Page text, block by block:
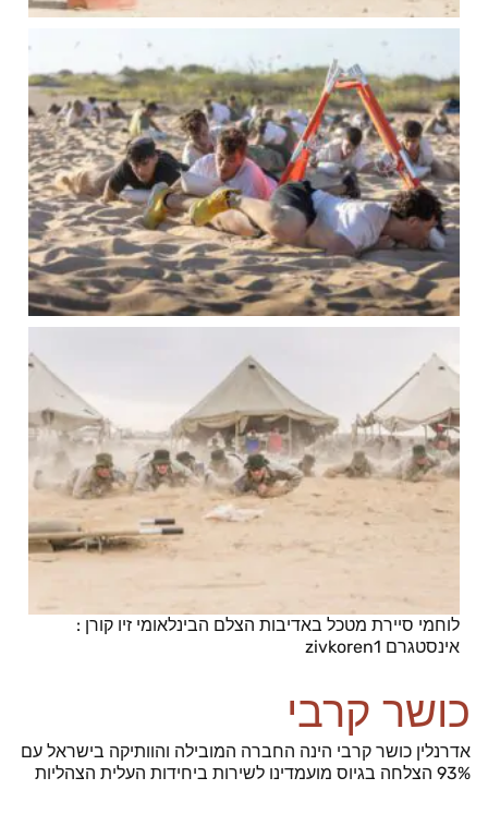
לוחמי סיירת מטכל באדיבות הצלם הבינלאומי זיו קורן :
אינסטגרם zivkoren1
כושר קרבי
אדרנלין כושר קרבי הינה החברה המובילה והוותיקה בישראל עם
93% הצלחה בגיוס מועמדינו לשירות ביחידות העלית הצהליות